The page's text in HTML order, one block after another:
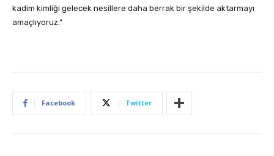
kadim kimliği gelecek nesillere daha berrak bir şekilde aktarmayı
amaçlıyoruz.”
Facebook Twitter